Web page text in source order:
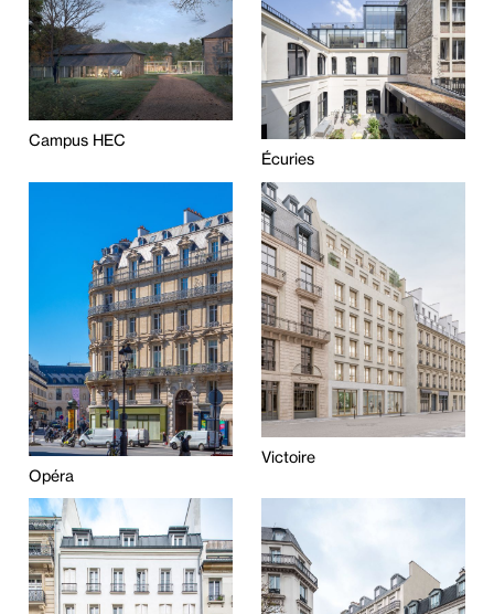
Campus HEC
Écuries
Opéra
Victoire